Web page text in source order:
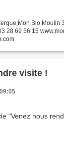
Mon Bio Moulin
28 69 56 15
visite !